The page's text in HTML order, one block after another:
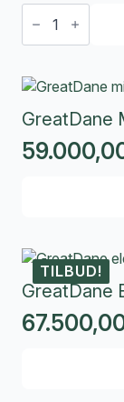
GreatDane
GD10
–
minigraver
med
svingarm
antal
GreatDane
TILBUD!
GreatDane
Den
Den